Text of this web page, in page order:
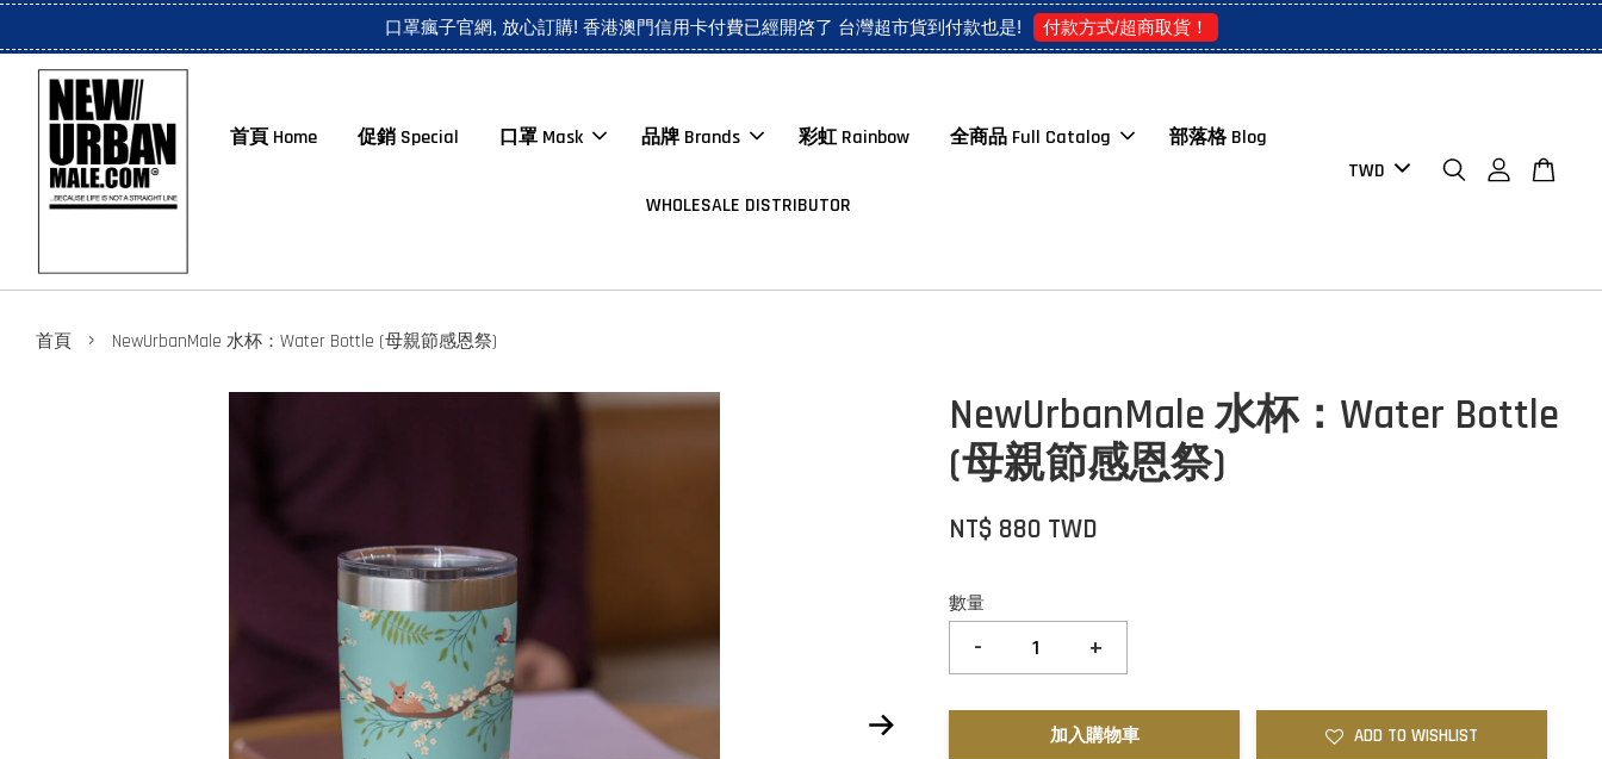
口罩瘋子官網, 放心訂購! 香港澳門信用卡付費已經開啓了 台灣超市貨到付款也是! 付款方式/超商取貨！
首頁 Home 促銷 Special 口罩 Mask 品牌 Brands 彩虹 Rainbow 全商品 Full Catalog 部落格 Blog
WHOLESALE DISTRIBUTOR
首頁 › NewUrbanMale 水杯：Water Bottle (母親節感恩祭)
NewUrbanMale 水杯：Water Bottle
(母親節感恩祭)
NT$ 880 TWD
數量
- +
加入購物車 ADD TO WISHLIST